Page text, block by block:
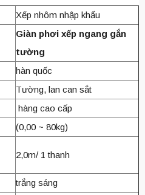
Xếp nhôm nhập khẩu
Giàn phơi xếp ngang gắn
tường
hàn quốc
Tường, lan can sắt
hàng cao cấp
(0,00 ~ 80kg)
2,0m/ 1 thanh
trắng sáng